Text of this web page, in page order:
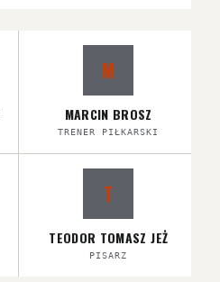
M
MARCIN BROSZ
TRENER PIŁKARSKI
T
TEODOR TOMASZ JEŻ
PISARZ